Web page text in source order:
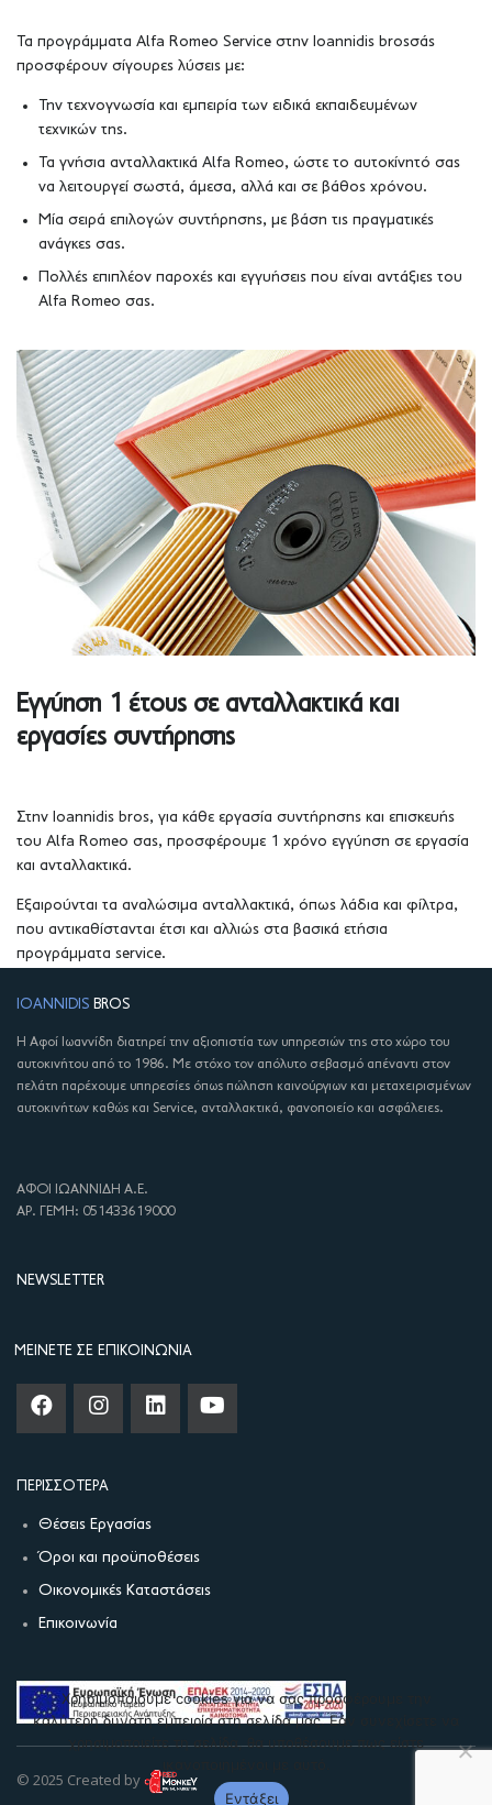
Τα προγράμματα Alfa Romeo Service στην Ioannidis brosσάς
προσφέρουν σίγουρες λύσεις με:
Την τεχνογνωσία και εμπειρία των ειδικά εκπαιδευμένων
τεχνικών της.
Τα γνήσια ανταλλακτικά Alfa Romeo, ώστε το αυτοκίνητό σας
να λειτουργεί σωστά, άμεσα, αλλά και σε βάθος χρόνου.
Μία σειρά επιλογών συντήρησης, με βάση τις πραγματικές
ανάγκες σας.
Πολλές επιπλέον παροχές και εγγυήσεις που είναι αντάξιες του
Alfa Romeo σας.
Εγγύηση 1 έτους σε ανταλλακτικά και
εργασίες συντήρησης
Στην Ioannidis bros, για κάθε εργασία συντήρησης και επισκευής
του Alfa Romeo σας, προσφέρουμε 1 χρόνo εγγύηση σε εργασία
και ανταλλακτικά.
Εξαιρούνται τα αναλώσιμα ανταλλακτικά, όπως λάδια και φίλτρα,
που αντικαθίστανται έτσι και αλλιώς στα βασικά ετήσια
προγράμματα service.
IOANNIDIS BROS
Η Αφοί Ιωαννίδη διατηρεί την αξιοπιστία των υπηρεσιών της στο χώρο του
αυτοκινήτου από το 1986. Με στόχο τον απόλυτο σεβασμό απέναντι στον
πελάτη παρέχουμε υπηρεσίες όπως πώληση καινούργιων και μεταχειρισμένων
αυτοκινήτων καθώς και Service, ανταλλακτικά, φανοποιείο και ασφάλειες.
ΑΦΟΙ ΙΩΑΝΝΙΔΗ Α.Ε.
ΑΡ. ΓΕΜΗ: 051433619000
NEWSLETTER
ΜΕΊΝΕΤΕ ΣΕ ΕΠΙΚΟΙΝΩΝΊΑ
ΠΕΡΙΣΣΌΤΕΡΑ
Θέσεις Εργασίας
Όροι και προϋποθέσεις
Οικονομικές Καταστάσεις
Επικοινωνία
© 2025 Created by
Χρησιμοποιούμε cookies για να σας προσφέρουμε την
καλύτερη δυνατή εμπειρία στη σελίδα μας. Εάν συνεχίσετε να
χρησιμοποιείτε τη σελίδα, θα υποθέσουμε πως είστε
Εντάξει